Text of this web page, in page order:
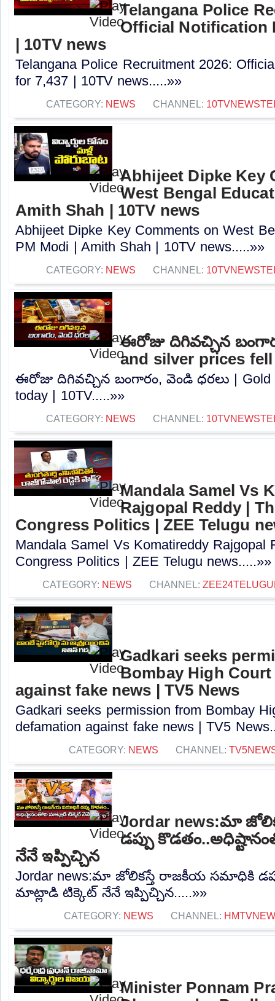
Telangana Police
Official Notification
| 10TV news
Telangana Police Recruitment 2026:
for 7,437 | 10TV news.....»»
CATEGORY: NEWS CHANNEL:
Abhijeet Dipke Key
West Bengal
Amith Shah | 10TV news
Abhijeet Dipke Key Comments on West
PM Modi | Amith Shah | 10TV news.....»»
CATEGORY: NEWS CHANNEL:
ఈరోజు దిగివచ్చిన
and silver prices
ఈరోజు దిగివచ్చిన బంగారం, వెండి ధరలు | Gold
today | 10TV.....»»
CATEGORY: NEWS CHANNEL:
Mandala Samel Vs
Rajgopal Reddy |
Congress Politics | ZEE Telugu
Mandala Samel Vs Komatireddy Rajgopal
Congress Politics | ZEE Telugu news.....»»
CATEGORY: NEWS CHANNEL:
Gadkari seeks
Bombay High
against fake news | TV5 News
Gadkari seeks permission from Bombay
defamation against fake news | TV5
CATEGORY: NEWS CHANNEL:
Jordar news:మా
డప్పు
నేనే ఇప్పిచ్చిన
Jordar news:మా జోలికస్తే రాజకీయ సమాధికి
మాట్లాడి టిక్కెట్ నేనే ఇప్పిచ్చిన.....»»
CATEGORY: NEWS CHANNEL:
Minister Ponnam